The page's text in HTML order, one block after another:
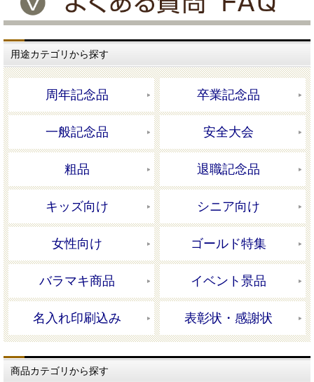
用途カテゴリから探す
周年記念品 卒業記念品
一般記念品 安全大会
粗品 退職記念品
キッズ向け シニア向け
女性向け ゴールド特集
バラマキ商品 イベント景品
名入れ印刷込み 表彰状・感謝状
商品カテゴリから探す